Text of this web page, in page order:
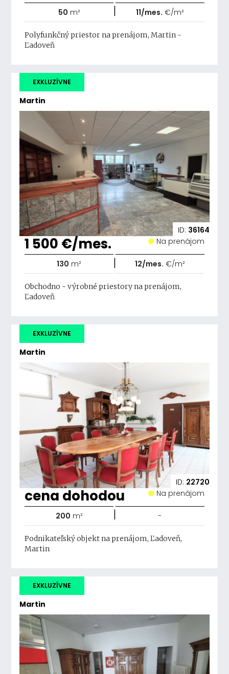
50 m² | 11/mes. €/m²
Polyfunkčný priestor na prenájom, Martin -
Ľadoveň
Martin
EXKLUZÍVNE
ID: 36164
1 500 €/mes. Na prenájom
130 m² | 12/mes. €/m²
Obchodno - výrobné priestory na prenájom,
Ľadoveň
Martin
EXKLUZÍVNE
ID: 22720
cena dohodou Na prenájom
200 m² | -
Podnikateľský objekt na prenájom, Ľadoveň,
Martin
Martin
EXKLUZÍVNE